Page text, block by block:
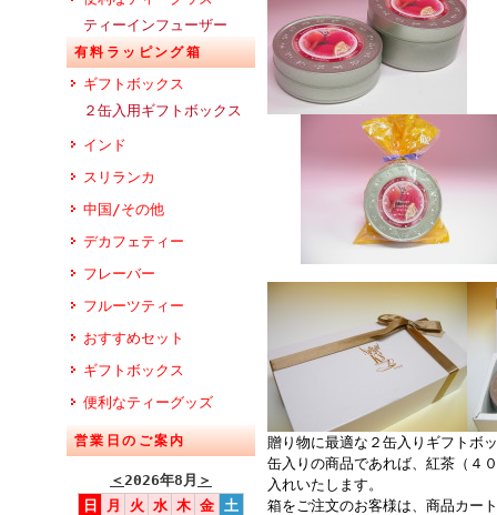
ティーインフューザー
有料ラッピング箱
ギフトボックス
２缶入用ギフトボックス
インド
スリランカ
中国/その他
デカフェティー
フレーバー
フルーツティー
おすすめセット
ギフトボックス
便利なティーグッズ
営業日のご案内
＜2026年8月 ＞
日
月 火 水 木 金 土
贈り物に最適な２缶入りギフトボ
缶入りの商品であれば、紅茶（４
入れいたします。
箱をご注文のお客様は、商品カー